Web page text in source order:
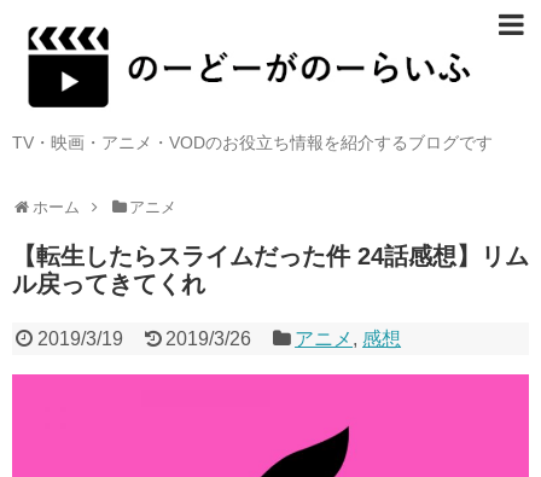
TV・映画・アニメ・VODのお役立ち情報を紹介するブログです
ホーム アニメ
【転生したらスライムだった件 24話感想】リム
ル戻ってきてくれ
2019/3/19 2019/3/26 アニメ ,感想